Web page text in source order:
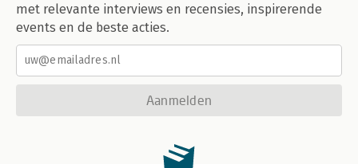
met relevante interviews en recensies, inspirerende
events en de beste acties.
Aanmelden